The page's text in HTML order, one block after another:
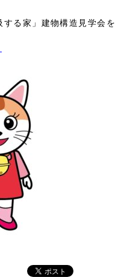
る家」建物構造見学会を